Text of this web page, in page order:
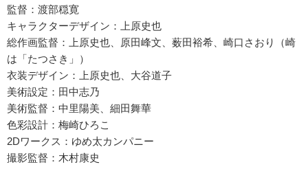
監督：渡部穏寛
キャラクターデザイン：上原史也
総作画監督：上原史也、原田峰文、薮田裕希、崎口さおり（崎
は「たつさき」）
衣装デザイン：上原史也、大谷道子
美術設定：田中志乃
美術監督：中里陽美、細田舞華
色彩設計：梅崎ひろこ
2Dワークス：ゆめ太カンパニー
撮影監督：木村康史